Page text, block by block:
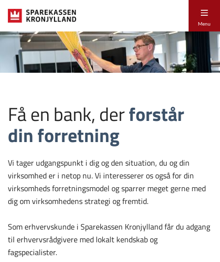
Menu
Få en bank, derforstår
din forretning
Vi tager udgangspunkt i dig og den situation, du og din
virksomhed er i netop nu. Vi interesserer os også for din
virksomheds forretningsmodel og sparrer meget gerne med
dig om virksomhedens strategi og fremtid.
Som erhvervskunde i Sparekassen Kronjylland får du adgang
til erhvervsrådgivere med lokalt kendskab og
fagspecialister.